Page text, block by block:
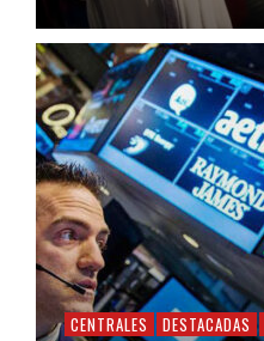
CENTRALES DESTACADAS